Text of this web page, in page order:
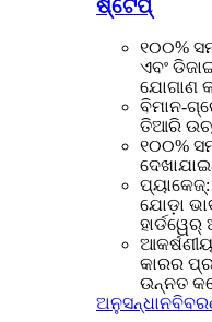
ଷ୍ଟେପ୍
୧୦୦%
ଏବଂ
ଯୋଗାଣ
ବିମାନ-
ତିଆରି
୧୦୦%
ପ୍ୟାକେଜ୍:
ଯୋଡ଼ା
ହାର୍ଡୱେର୍
କାରର
ଉନ୍ନତ
ଅନୁସନ୍ଧାନ